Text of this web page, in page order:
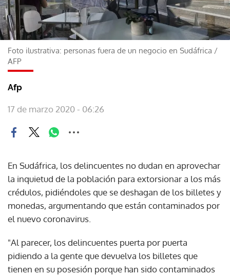
Foto ilustrativa: personas fuera de un negocio en Sudáfrica /
AFP
Afp
17 de marzo 2020 - 06:26
En Sudáfrica, los delincuentes no dudan en aprovechar
la inquietud de la población para extorsionar a los más
crédulos, pidiéndoles que se deshagan de los billetes y
monedas, argumentando que están contaminados por
el nuevo coronavirus.
"Al parecer, los delincuentes puerta por puerta
pidiendo a la gente que devuelva los billetes que
tienen en su posesión porque han sido contaminados